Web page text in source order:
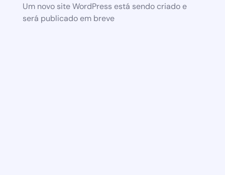
Um novo site WordPress está sendo criado e
será publicado em breve